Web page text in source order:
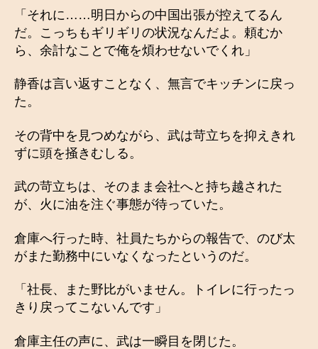
「それに……明日からの中国出張が控えてるん
だ。こっちもギリギリの状況なんだよ。頼むか
ら、余計なことで俺を煩わせないでくれ」
静香は言い返すことなく、無言でキッチンに戻っ
た。
その背中を見つめながら、武は苛立ちを抑えきれ
ずに頭を掻きむしる。
武の苛立ちは、そのまま会社へと持ち越された
が、火に油を注ぐ事態が待っていた。
倉庫へ行った時、社員たちからの報告で、のび太
がまた勤務中にいなくなったというのだ。
「社長、また野比がいません。トイレに行ったっ
きり戻ってこないんです」
倉庫主任の声に、武は一瞬目を閉じた。